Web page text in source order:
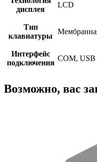
дисплея
LCD
Тип
клавиатуры
Интерфейс
подключения
COM, USB
Возможно, вас